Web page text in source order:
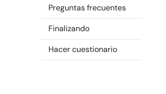
Preguntas frecuentes
Finalizando
Hacer cuestionario